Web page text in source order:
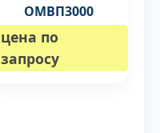
ОМВП3000
цена по
запросу